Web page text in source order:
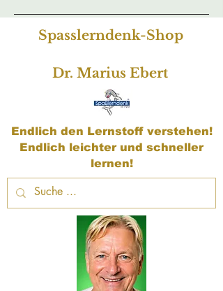
Spasslerndenk-Shop
Dr. Marius Ebert
Endlich den Lernstoff verstehen!
Endlich leichter und schneller
lernen!